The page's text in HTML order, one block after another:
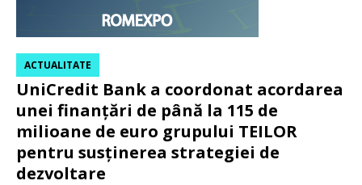
UniCredit Bank a coordonat acordarea
unei finanțări de până la 115 de
milioane de euro grupului TEILOR
pentru susținerea strategiei de
dezvoltare
ACTUALITATE